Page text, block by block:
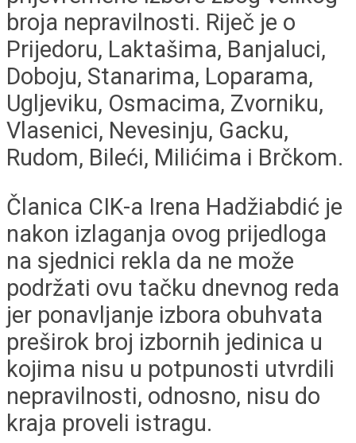
broja nepravilnosti. Riječ je o
Prijedoru, Laktašima, Banjaluci,
Doboju, Stanarima, Loparama,
Ugljeviku, Osmacima, Zvorniku,
Vlasenici, Nevesinju, Gacku,
Rudom, Bileći, Milićima i Brčkom.
Članica CIK-a Irena Hadžiabdić je
nakon izlaganja ovog prijedloga
na sjednici rekla da ne može
podržati ovu tačku dnevnog reda
jer ponavljanje izbora obuhvata
preširok broj izbornih jedinica u
kojima nisu u potpunosti utvrdili
nepravilnosti, odnosno, nisu do
kraja proveli istragu.